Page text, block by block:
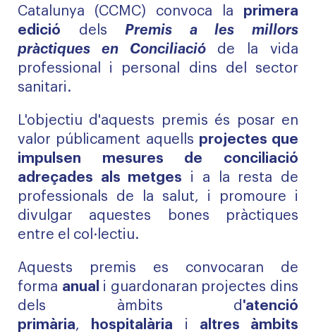
Catalunya (CCMC) convoca la primera
edició delsPremis a les millors
pràctiques en Conciliacióde la vida
professional i personal dins del sector
sanitari.
L'objectiu d'aquests premis és posar en
valor públicament aquells projectes que
impulsen mesures de conciliació
adreçades als metges i a la resta de
professionals de la salut, i promoure i
divulgar aquestes bones pràctiques
entre el col·lectiu.
Aquests premis es convocaran de
forma anual i guardonaran projectes dins
dels àmbits d 'atenció
primària, hospitalària i altres àmbits